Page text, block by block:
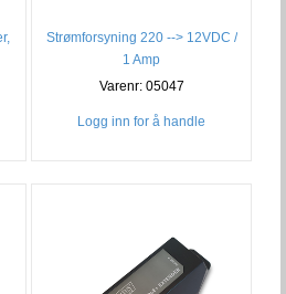
Strømforsyning 220 --> 12VDC /
1 Amp
Varenr: 05047
Logg inn for å handle